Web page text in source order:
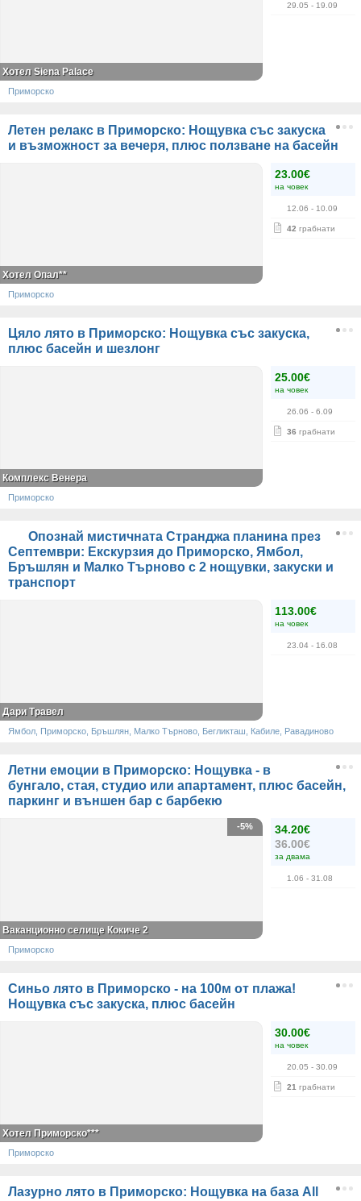
29.05 - 19.09
Хотел Siena Palace
Приморско
Летен релакс в Приморско: Нощувка със закуска
и възможност за вечеря, плюс ползване на басейн
23.00€
на човек
12.06 - 10.09
42 грабнати
Хотел Опал**
Приморско
Цяло лято в Приморско: Нощувка със закуска,
плюс басейн и шезлонг
25.00€
на човек
26.06 - 6.09
36 грабнати
Комплекс Венера
Приморско
Опознай мистичната Странджа планина през
Септември: Екскурзия до Приморско, Ямбол,
Бръшлян и Малко Търново с 2 нощувки, закуски и
транспорт
113.00€
на човек
23.04 - 16.08
Дари Травел
Ямбол, Приморско, Бръшлян, Малко Търново, Бегликташ, Кабиле, Равадиново
Летни емоции в Приморско: Нощувка - в
бунгало, стая, студио или апартамент, плюс басейн,
паркинг и външен бар с барбекю
34.20€
36.00€
за двама
1.06 - 31.08
-5%
Ваканционно селище Кокиче 2
Приморско
Синьо лято в Приморско - на 100м от плажа!
Нощувка със закуска, плюс басейн
30.00€
на човек
20.05 - 30.09
21 грабнати
Хотел Приморско***
Приморско
Лазурно лято в Приморско: Нощувка на база All